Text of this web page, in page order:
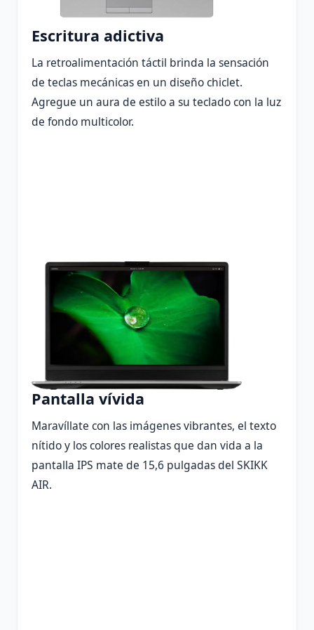
Escritura adictiva
La retroalimentación táctil brinda la sensación
de teclas mecánicas en un diseño chiclet.
Agregue un aura de estilo a su teclado con la luz
de fondo multicolor.
Pantalla vívida
Maravíllate con las imágenes vibrantes, el texto
nítido y los colores realistas que dan vida a la
pantalla IPS mate de 15,6 pulgadas del SKIKK
AIR.